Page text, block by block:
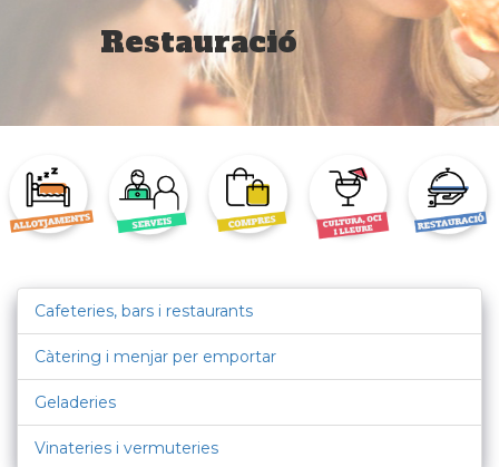
Restauració
Cafeteries, bars i restaurants
Càtering i menjar per emportar
Geladeries
Vinateries i vermuteries